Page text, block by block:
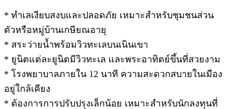
* ทำเลเงียบสงบและปลอดภัย เหมาะสำหรับชุมชนส่วน
ตัวหรือหมู่บ้านเกษียณอายุ
* สระว่ายน้ำพร้อมวิวทะเลบนเนินเขา
* ยูนิตแต่ละยูนิตมีวิวทะเล และพระอาทิตย์ขึ้นที่สวยงาม
* โรงพยาบาลภายใน 12 นาที ความสะดวกสบายในเมือง
อยู่ใกล้เคียง
* ต้องการการปรับปรุงเล็กน้อย เหมาะสำหรับนักลงทุนที่